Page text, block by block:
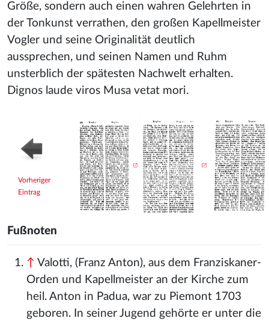
Größe, sondern auch einen wahren Gelehrten in
der Tonkunst verrathen, den großen Kapellmeister
Vogler und seine Originalität deutlich
aussprechen, und seinen Namen und Ruhm
unsterblich der spätesten Nachwelt erhalten.
Dignos laude viros Musa vetat mori.
Vorheriger
Eintrag
Fußnoten
↑ Valotti, (Franz Anton), aus dem Franziskaner-
Orden und Kapellmeister an der Kirche zum
heil. Anton in Padua, war zu Piemont 1703
geboren. In seiner Jugend gehörte er unter die